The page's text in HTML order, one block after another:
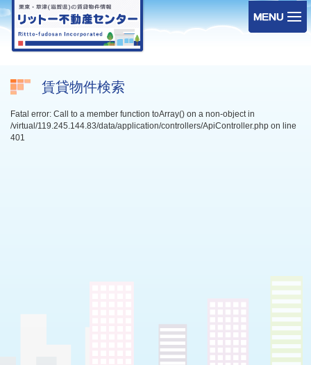
賃貸物件検索
Fatal error: Call to a member function toArray() on a non-object in
/virtual/119.245.144.83/data/application/controllers/ApiController.php on line
401